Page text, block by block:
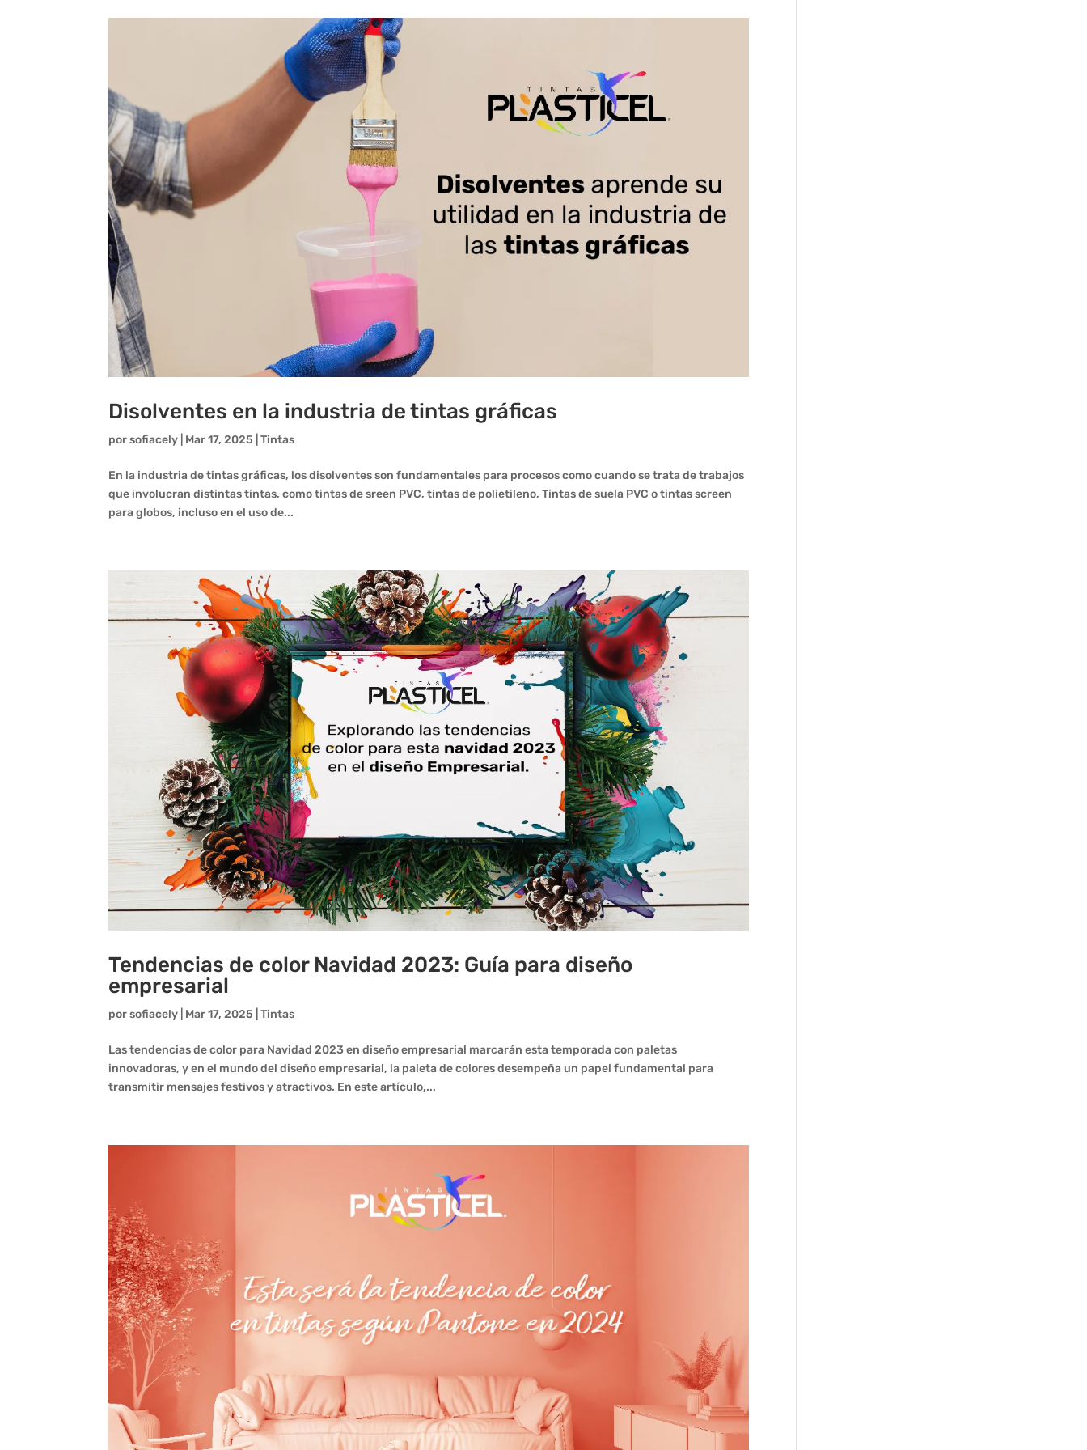
Disolventes en la industria de tintas gráficas
porsofiacely Mar 17, 2025 |Tintas
En la industria de tintas gráficas, los disolventes son fundamentales para procesos como cuando se trata de trabajos
que involucran distintas tintas, como tintas de sreen PVC, tintas de polietileno, Tintas de suela PVC o tintas screen
para globos, incluso en el uso de...
Tendencias de color Navidad 2023: Guía para diseño
empresarial
porsofiacely Mar 17, 2025 |Tintas
Las tendencias de color para Navidad 2023 en diseño empresarial marcarán esta temporada con paletas
innovadoras, y en el mundo del diseño empresarial, la paleta de colores desempeña un papel fundamental para
transmitir mensajes festivos y atractivos. En este artículo,...